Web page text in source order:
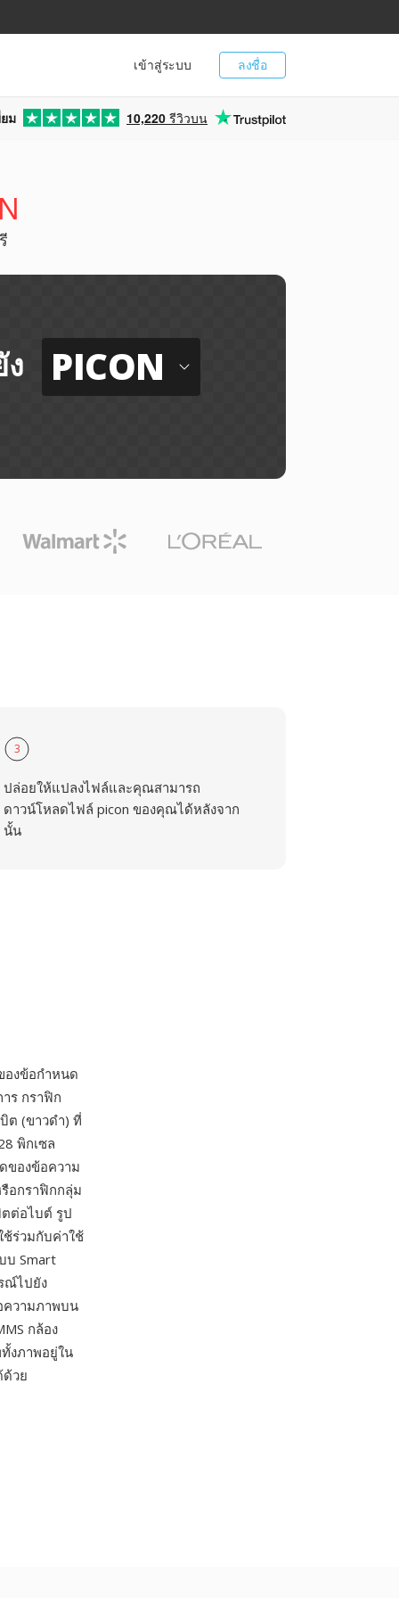
ลงชื่อ
เข้าสู่ระบบ
ม 10,220 รีวิวบน
PICON
3
ปล่อยให้แปลงไฟล์และคุณสามารถ
ดาวน์โหลดไฟล์ picon ของคุณได้หลังจาก
นั้น
องข้อกำหนด
ร กราฟิก
ต (ขาวดำ) ที่
พิกเซล
ของข้อความ
อกราฟิกกลุ่ม
ต่อไบต์ รูป
ร่วมกับค่าใช้
บ Smart
ณ์ไปยัง
ความภาพบน
กล้อง
งภาพอยู่ใน
ด้วย